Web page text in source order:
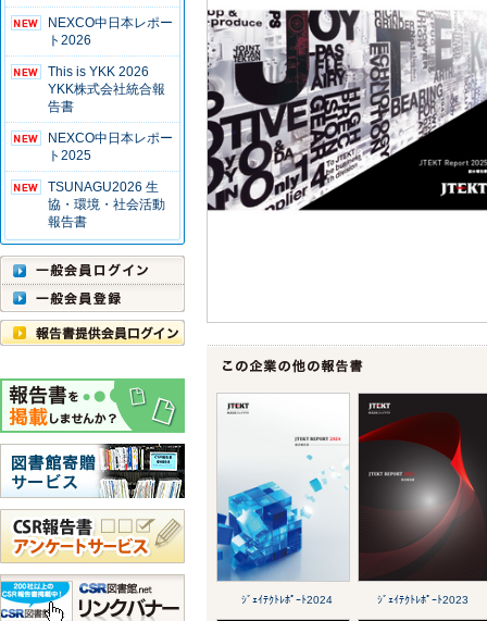
NEXCO中日本レポー
ト2026
This is YKK 2026
YKK株式会社統合報
告書
NEXCO中日本レポー
ト2025
TSUNAGU2026 生
協・環境・社会活動
報告書
ｼﾞｪｲﾃｸﾄﾚﾎﾟｰﾄ2024 ｼﾞｪｲﾃｸﾄﾚﾎﾟｰﾄ2023